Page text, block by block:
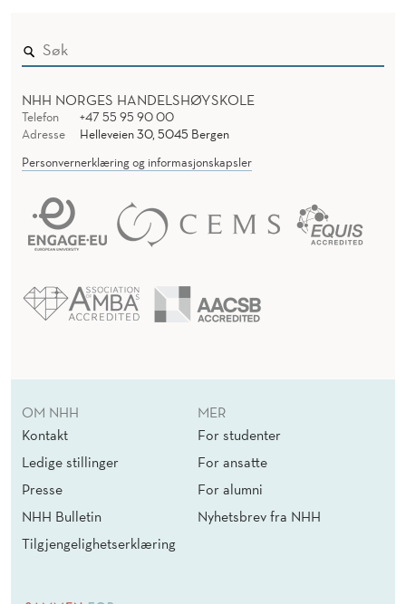
NHH NORGES HANDELSHØYSKOLE
Telefon
+47 55 95 90 00
Adresse
Helleveien 30, 5045 Bergen
Personvernerklæring og informasjonskapsler
OM NHH
Kontakt
Ledige stillinger
Presse
NHH Bulletin
Tilgjengelighetserklæring
MER
For studenter
For ansatte
For alumni
Nyhetsbrev fra NHH